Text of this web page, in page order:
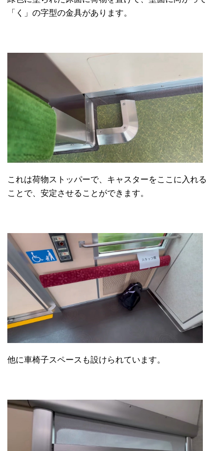
「く」の字型の金具があります。
これは荷物ストッパーで、キャスターをここに入れる
ことで、安定させることができます。
他に車椅子スペースも設けられています。